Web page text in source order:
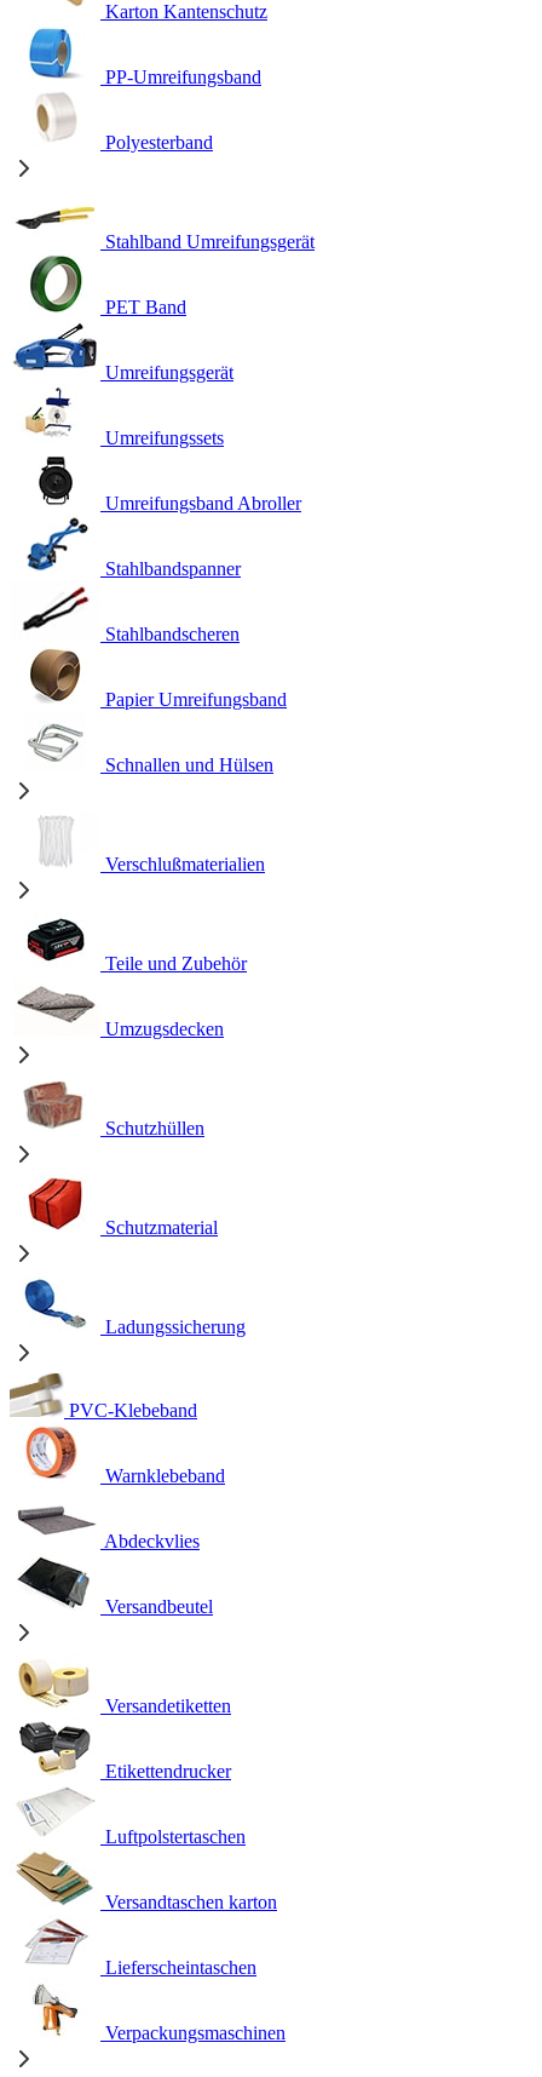
Karton Kantenschutz
PP-Umreifungsband
Polyesterband
Stahlband Umreifungsgerät
PET Band
Umreifungsgerät
Umreifungssets
Umreifungsband Abroller
Stahlbandspanner
Stahlbandscheren
Papier Umreifungsband
Schnallen und Hülsen
Verschlußmaterialien
Teile und Zubehör
Umzugsdecken
Schutzhüllen
Schutzmaterial
Ladungssicherung
PVC-Klebeband
Warnklebeband
Abdeckvlies
Versandbeutel
Versandetiketten
Etikettendrucker
Luftpolstertaschen
Versandtaschen karton
Lieferscheintaschen
Verpackungsmaschinen